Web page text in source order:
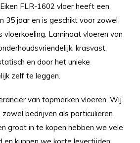
FLR-1602 vloer heeft een
35 jaar en is geschikt voor zowel
vloerkoeling. Laminaat vloeren van
krasvast,
en door het unieke
zelf te leggen.
van topmerken vloeren. Wij
bedrijven als particulieren.
groot in te kopen hebben we vele